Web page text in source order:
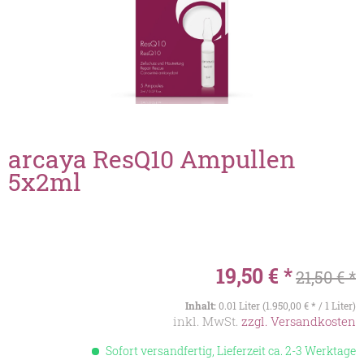
arcaya ResQ10 Ampullen
5x2ml
19,50 € *21,50 € *
Inhalt:0.01 Liter (1.950,00 € * / 1 Liter)
inkl. MwSt. zzgl. Versandkosten
Sofort versandfertig, Lieferzeit ca. 2-3 Werktage